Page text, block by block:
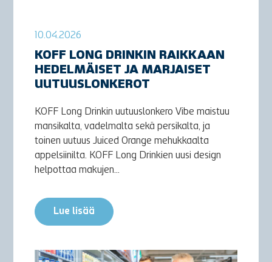
10.04.2026
KOFF LONG DRINKIN RAIKKAAN
HEDELMÄISET JA MARJAISET
UUTUUSLONKEROT
KOFF Long Drinkin uutuuslonkero Vibe maistuu
mansikalta, vadelmalta sekä persikalta, ja
toinen uutuus Juiced Orange mehukkaalta
appelsiinilta. KOFF Long Drinkien uusi design
helpottaa makujen...
Lue lisää